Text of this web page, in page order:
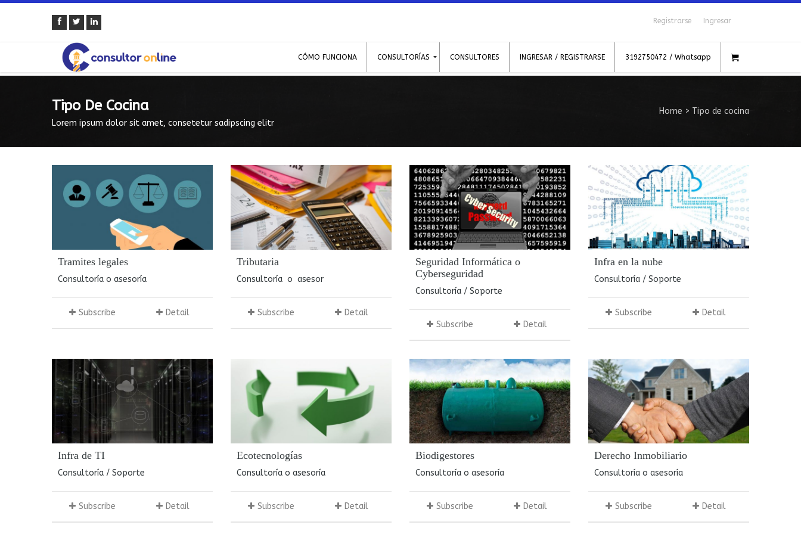
Registrarse Ingresar
CÓMO FUNCIONA CONSULTORÍAS CONSULTORES INGRESAR / REGISTRARSE 3192750472 / Whatsapp
Tipo De Cocina
Lorem ipsum dolor sit amet, consetetur sadipscing elitr
Home > Tipo de cocina
Tramites legales
Consultoría o asesoría
Subscribe Detail
Tributaria
Consultoría o asesor
Subscribe Detail
Seguridad Informática o
Cyberseguridad
Consultoría / Soporte
Subscribe Detail
Infra en la nube
Consultoría / Soporte
Subscribe Detail
Infra de TI
Consultoría / Soporte
Subscribe Detail
Ecotecnologías
Consultoría o asesoría
Subscribe Detail
Biodigestores
Consultoría o asesoría
Subscribe Detail
Derecho Inmobiliario
Consultoría o asesoría
Subscribe Detail